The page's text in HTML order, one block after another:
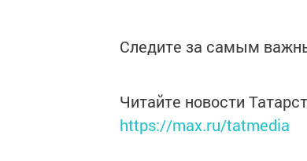
Следите за самым
Читайте новости
https://max.ru/tatmedia